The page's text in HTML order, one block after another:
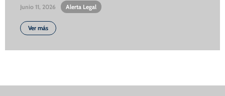
Junio 11, 2026 Alerta Legal
Ver más